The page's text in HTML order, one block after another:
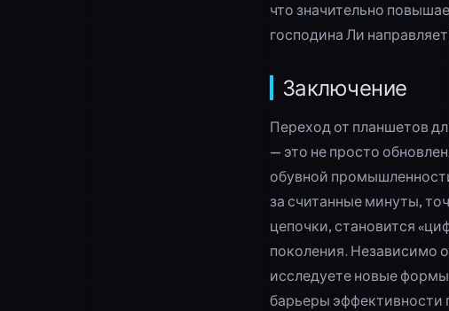
что значительно
господина Ли
Заключение
Переход от планшетов
— это не просто
обувной
за считанные минуты,
цепочки, становится
поколения. Независимо
исследуете новые
барьеры эффективности